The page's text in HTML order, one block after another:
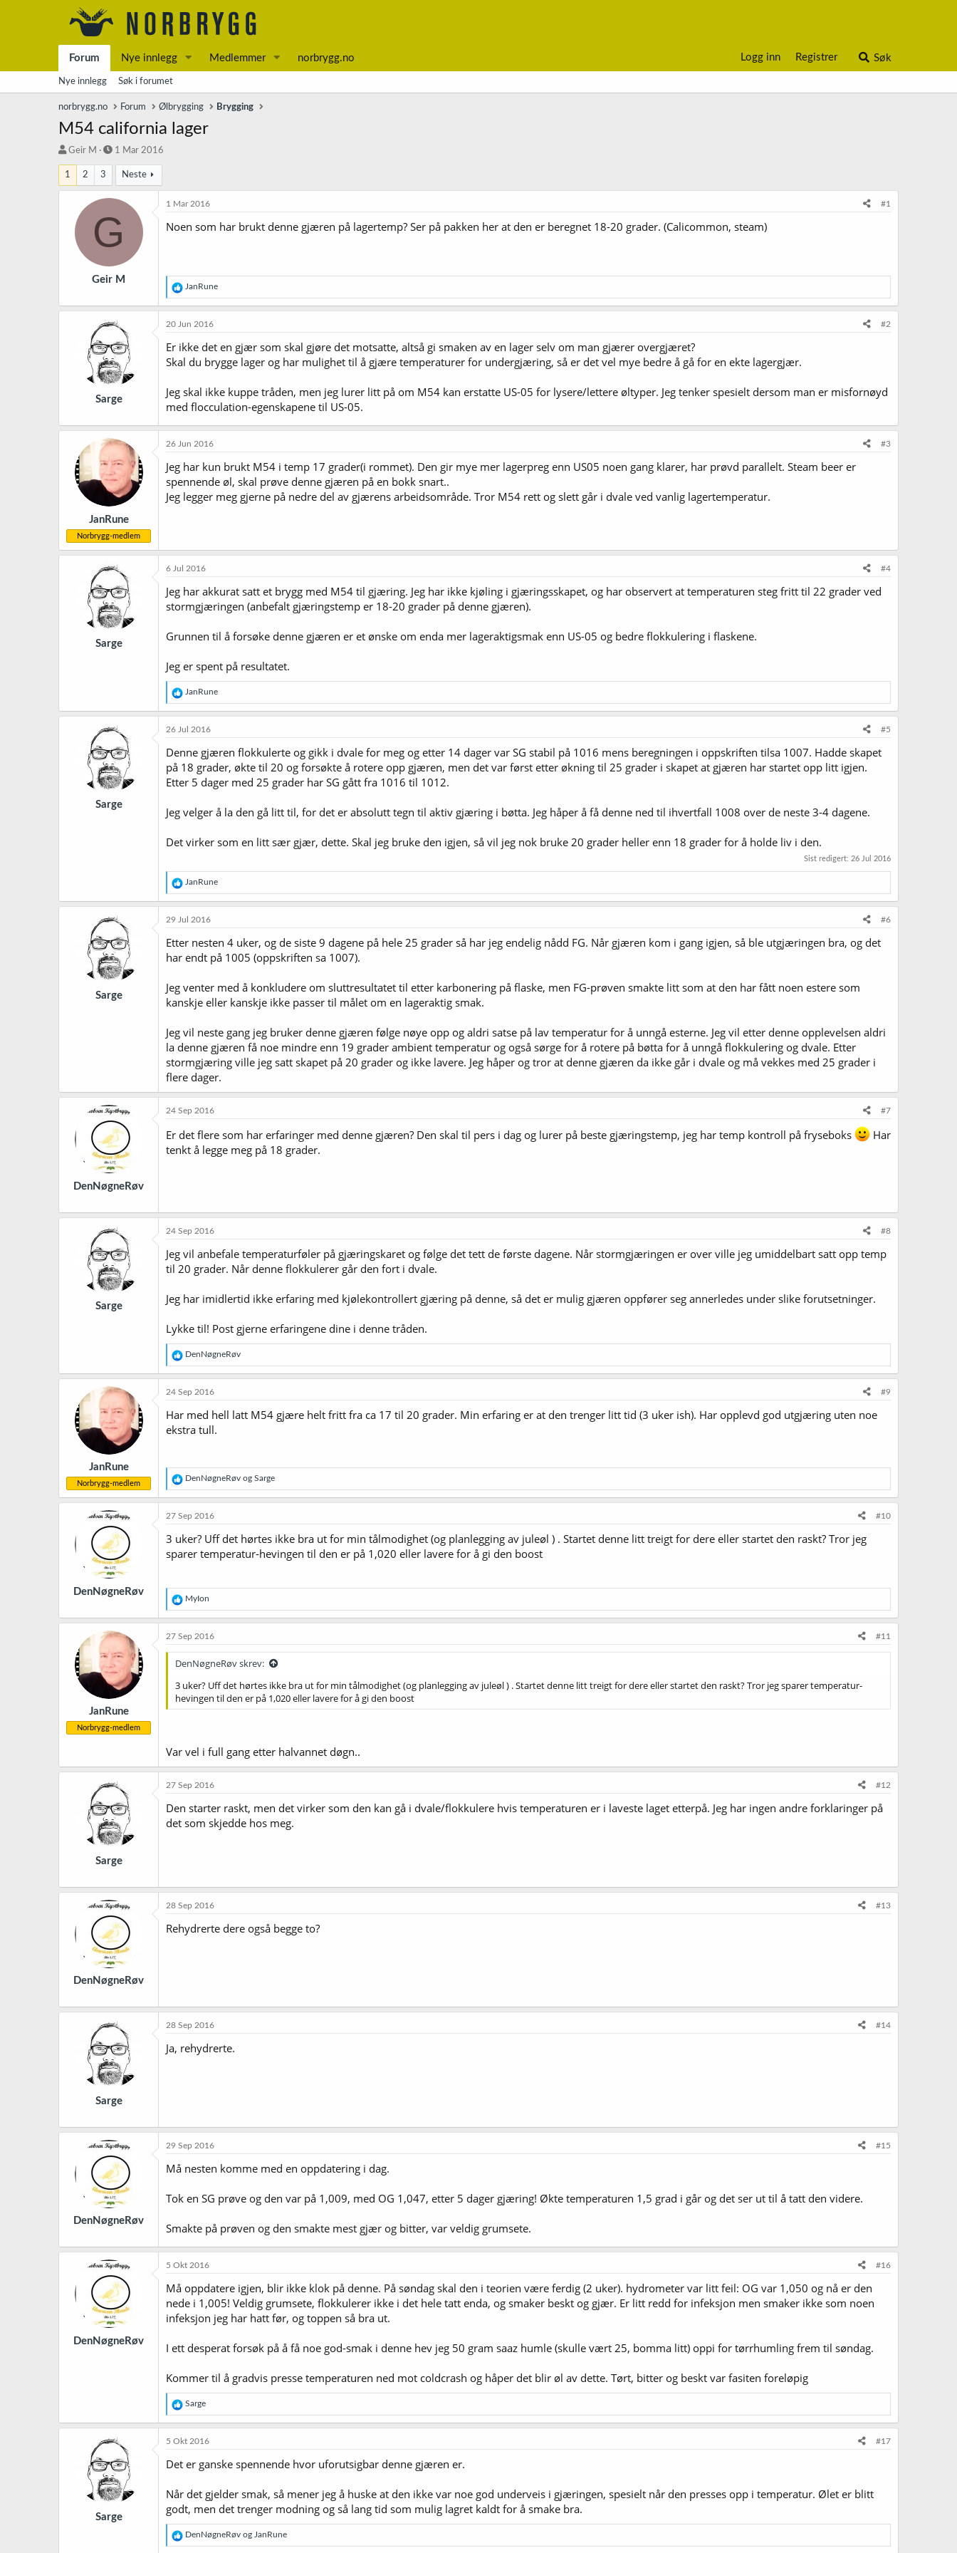
Forum Nye innlegg Medlemmer norbrygg.no Logg inn Registrer Søk
Nye innlegg Søk i forumet
norbrygg.no Forum Ølbrygging Brygging
M54 california lager
T
r
å
d
Geir M
S
r
t
a
t
1 Mar 2016
1 2 3 Neste
G
Geir M
1 Mar 2016 #1
Noen som har brukt denne gjæren på lagertemp? Ser på pakken her at den er beregnet 18-20 grader. (Calicommon, steam)
R
e
a
o
n
JanRune
Sarge
20 Jun 2016 #2
Er ikke det en gjær som skal gjøre det motsatte, altså gi smaken av en lager selv om man gjærer overgjæret?
Skal du brygge lager og har mulighet til å gjære temperaturer for undergjæring, så er det vel mye bedre å gå for en ekte lagergjær.
Jeg skal ikke kuppe tråden, men jeg lurer litt på om M54 kan erstatte US-05 for lysere/lettere øltyper. Jeg tenker spesielt dersom man er misfornøyd
med flocculation-egenskapene til US-05.
JanRune
Norbrygg-medlem
26 Jun 2016 #3
Jeg har kun brukt M54 i temp 17 grader(i rommet). Den gir mye mer lagerpreg enn US05 noen gang klarer, har prøvd parallelt. Steam beer er
spennende øl, skal prøve denne gjæren på en bokk snart..
Jeg legger meg gjerne på nedre del av gjærens arbeidsområde. Tror M54 rett og slett går i dvale ved vanlig lagertemperatur.
Sarge
6 Jul 2016 #4
Jeg har akkurat satt et brygg med M54 til gjæring. Jeg har ikke kjøling i gjæringsskapet, og har observert at temperaturen steg fritt til 22 grader ved
stormgjæringen (anbefalt gjæringstemp er 18-20 grader på denne gjæren).
Grunnen til å forsøke denne gjæren er et ønske om enda mer lageraktigsmak enn US-05 og bedre flokkulering i flaskene.
Jeg er spent på resultatet.
R
e
a
k
o
n
e
JanRune
Sarge
26 Jul 2016 #5
Denne gjæren flokkulerte og gikk i dvale for meg og etter 14 dager var SG stabil på 1016 mens beregningen i oppskriften tilsa 1007. Hadde skapet
på 18 grader, økte til 20 og forsøkte å rotere opp gjæren, men det var først etter økning til 25 grader i skapet at gjæren har startet opp litt igjen.
Etter 5 dager med 25 grader har SG gått fra 1016 til 1012.
Jeg velger å la den gå litt til, for det er absolutt tegn til aktiv gjæring i bøtta. Jeg håper å få denne ned til ihvertfall 1008 over de neste 3-4 dagene.
Det virker som en litt sær gjær, dette. Skal jeg bruke den igjen, så vil jeg nok bruke 20 grader heller enn 18 grader for å holde liv i den.
Sist redigert: 26 Jul 2016
R
e
a
k
o
n
JanRune
Sarge
29 Jul 2016 #6
Etter nesten 4 uker, og de siste 9 dagene på hele 25 grader så har jeg endelig nådd FG. Når gjæren kom i gang igjen, så ble utgjæringen bra, og det
har endt på 1005 (oppskriften sa 1007).
Jeg venter med å konkludere om sluttresultatet til etter karbonering på flaske, men FG-prøven smakte litt som at den har fått noen estere som
kanskje eller kanskje ikke passer til målet om en lageraktig smak.
Jeg vil neste gang jeg bruker denne gjæren følge nøye opp og aldri satse på lav temperatur for å unngå esterne. Jeg vil etter denne opplevelsen aldri
la denne gjæren få noe mindre enn 19 grader ambient temperatur og også sørge for å rotere på bøtta for å unngå flokkulering og dvale. Etter
stormgjæring ville jeg satt skapet på 20 grader og ikke lavere. Jeg håper og tror at denne gjæren da ikke går i dvale og må vekkes med 25 grader i
flere dager.
DenNøgneRøv
24 Sep 2016 #7
Er det flere som har erfaringer med denne gjæren? Den skal til pers i dag og lurer på beste gjæringstemp, jeg har temp kontroll på fryseboks
Har
tenkt å legge meg på 18 grader.
Sarge
24 Sep 2016 #8
Jeg vil anbefale temperaturføler på gjæringskaret og følge det tett de første dagene. Når stormgjæringen er over ville jeg umiddelbart satt opp temp
til 20 grader. Når denne flokkulerer går den fort i dvale.
Jeg har imidlertid ikke erfaring med kjølekontrollert gjæring på denne, så det er mulig gjæren oppfører seg annerledes under slike forutsetninger.
Lykke til! Post gjerne erfaringene dine i denne tråden.
R
e
a
o
n
:
DenNøgneRøv
JanRune
Norbrygg-medlem
24 Sep 2016 #9
Har med hell latt M54 gjære helt fritt fra ca 17 til 20 grader. Min erfaring er at den trenger litt tid (3 uker ish). Har opplevd god utgjæring uten noe
ekstra tull.
R
e
a
o
n
:
DenNøgneRøv og Sarge
DenNøgneRøv
27 Sep 2016 #10
3 uker? Uff det hørtes ikke bra ut for min tålmodighet (og planlegging av juleøl ) . Startet denne litt treigt for dere eller startet den raskt? Tror jeg
sparer temperatur-hevingen til den er på 1,020 eller lavere for å gi den boost
R
e
a
j
o
e
r
MyIon
JanRune
Norbrygg-medlem
27 Sep 2016 #11
DenNøgneRøv skrev:
3 uker? Uff det hørtes ikke bra ut for min tålmodighet (og planlegging av juleøl ) . Startet denne litt treigt for dere eller startet den raskt? Tror jeg sparer temperatur-
hevingen til den er på 1,020 eller lavere for å gi den boost
Var vel i full gang etter halvannet døgn..
Sarge
27 Sep 2016 #12
Den starter raskt, men det virker som den kan gå i dvale/flokkulere hvis temperaturen er i laveste laget etterpå. Jeg har ingen andre forklaringer på
det som skjedde hos meg.
DenNøgneRøv
28 Sep 2016 #13
Rehydrerte dere også begge to?
Sarge
28 Sep 2016 #14
Ja, rehydrerte.
DenNøgneRøv
29 Sep 2016 #15
Må nesten komme med en oppdatering i dag.
Tok en SG prøve og den var på 1,009, med OG 1,047, etter 5 dager gjæring! Økte temperaturen 1,5 grad i går og det ser ut til å tatt den videre.
Smakte på prøven og den smakte mest gjær og bitter, var veldig grumsete.
DenNøgneRøv
5 Okt 2016 #16
Må oppdatere igjen, blir ikke klok på denne. På søndag skal den i teorien være ferdig (2 uker). hydrometer var litt feil: OG var 1,050 og nå er den
nede i 1,005! Veldig grumsete, flokkulerer ikke i det hele tatt enda, og smaker beskt og gjær. Er litt redd for infeksjon men smaker ikke som noen
infeksjon jeg har hatt før, og toppen så bra ut.
I ett desperat forsøk på å få noe god-smak i denne hev jeg 50 gram saaz humle (skulle vært 25, bomma litt) oppi for tørrhumling frem til søndag.
Kommer til å gradvis presse temperaturen ned mot coldcrash og håper det blir øl av dette. Tørt, bitter og beskt var fasiten foreløpig
R
e
a
k
o
e
r
Sarge
Sarge
5 Okt 2016 #17
Det er ganske spennende hvor uforutsigbar denne gjæren er.
Når det gjelder smak, så mener jeg å huske at den ikke var noe god underveis i gjæringen, spesielt når den presses opp i temperatur. Ølet er blitt
godt, men det trenger modning og så lang tid som mulig lagret kaldt for å smake bra.
R
e
DenNøgneRøv og JanRune